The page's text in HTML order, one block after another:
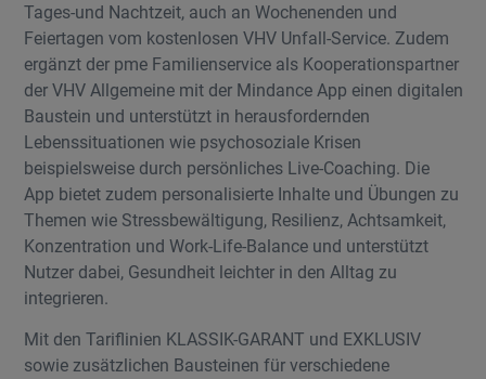
Tages-und Nachtzeit, auch an Wochenenden und
Feiertagen vom kostenlosen VHV Unfall-Service. Zudem
ergänzt der pme Familienservice als Kooperationspartner
der VHV Allgemeine mit der Mindance App einen digitalen
Baustein und unterstützt in herausfordernden
Lebenssituationen wie psychosoziale Krisen
beispielsweise durch persönliches Live-Coaching. Die
App bietet zudem personalisierte Inhalte und Übungen zu
Themen wie Stressbewältigung, Resilienz, Achtsamkeit,
Konzentration und Work-Life-Balance und unterstützt
Nutzer dabei, Gesundheit leichter in den Alltag zu
integrieren.
Mit den Tariflinien KLASSIK-GARANT und EXKLUSIV
sowie zusätzlichen Bausteinen für verschiedene